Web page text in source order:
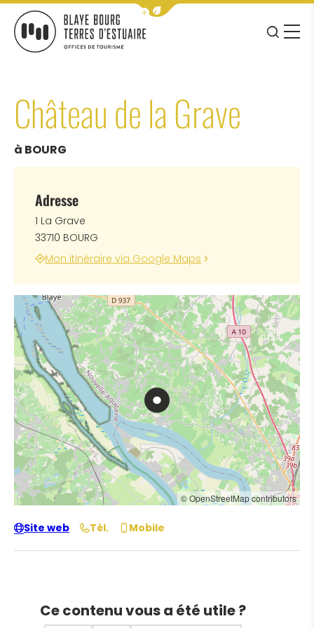
Afficher la barre de navigation
JE
MENU
Château de la Grave
à BOURG
Adresse
1 La Grave
33710 BOURG
Mon itinéraire via Google Maps
© OpenStreetMap contributors
Site web Tél. Mobile
Ce contenu vous a été utile ?